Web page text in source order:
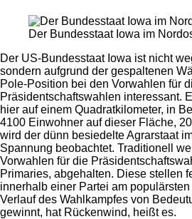
Der Bundesstaat Iowa im
Der US-Bundesstaat Iowa ist nicht
sondern aufgrund der gespaltenen
Pole-Position bei den Vorwahlen für
Präsidentschaftswahlen interessant.
hier auf einem Quadratkilometer, in
4100 Einwohner auf dieser Fläche,
wird der dünn besiedelte Agrarstaat
Spannung beobachtet. Traditionell
Vorwahlen für die
Primaries, abgehalten. Diese stellen
innerhalb einer Partei am populärsten
Verlauf des Wahlkampfes von
gewinnt, hat Rückenwind, heißt es.